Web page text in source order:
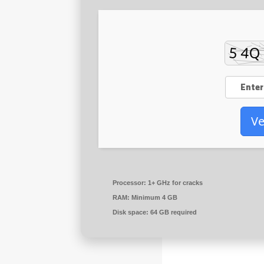
Processor: 1+ GHz for cracks
RAM: Minimum 4 GB
Disk space: 64 GB required